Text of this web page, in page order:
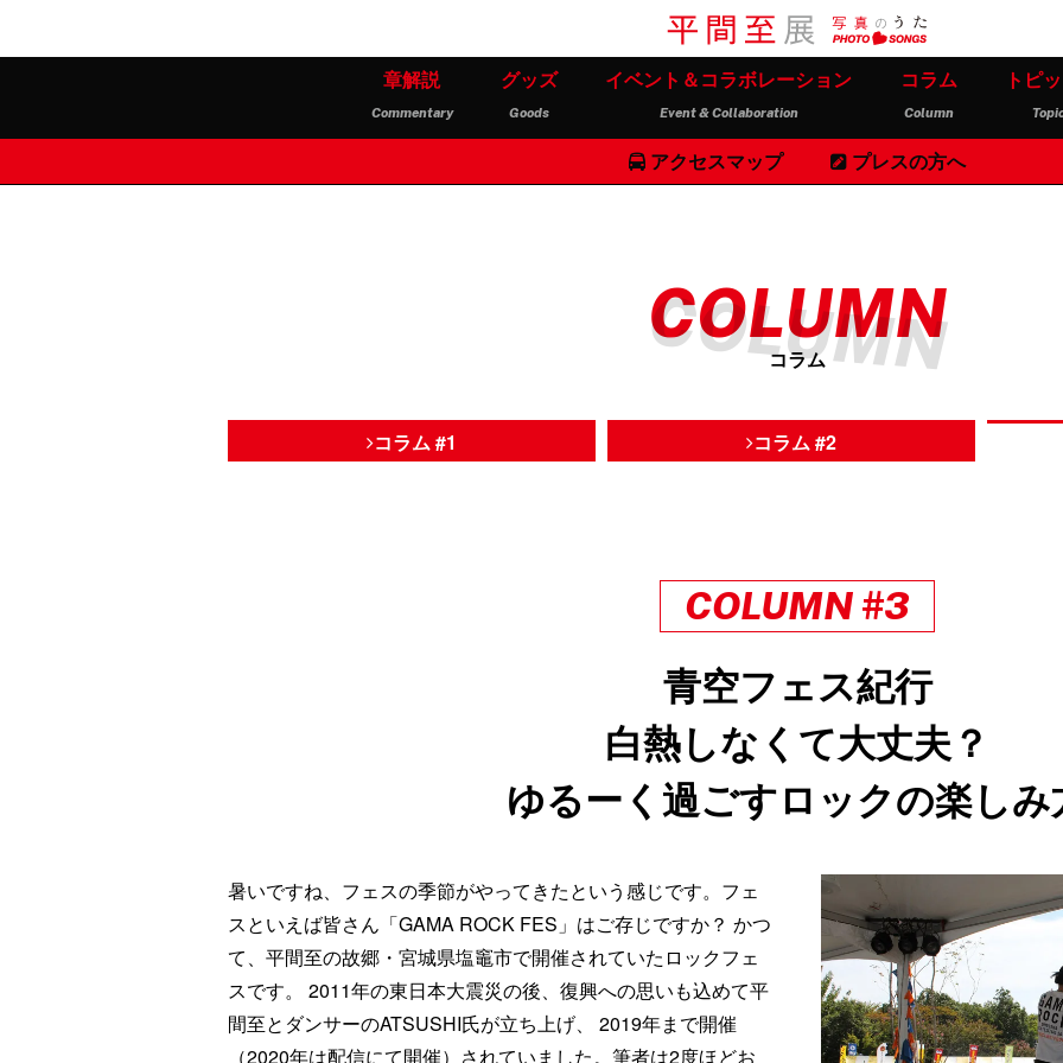
章解説
Commentary
グッズ
Goods
イベント＆コラボレーション
Event & Collaboration
コラム
Column
トピ
アクセスマップ プレスの方へ
COLUMN
コラム
コラム #1 コラム #2
COLUMN #3
青空フェス紀行
白熱しなくて大丈夫？
ゆるーく過ごすロックの楽しみ
暑いですね、フェスの季節がやってきたという感じです。フェ
スといえば皆さん「GAMA ROCK FES」はご存じですか？ かつ
て、平間至の故郷・宮城県塩竈市で開催されていたロックフェ
スです。 2011年の東日本大震災の後、復興への思いも込めて平
間至とダンサーのATSUSHI氏が立ち上げ、 2019年まで開催
（2020年は配信にて開催）されていました。筆者は2度ほどお